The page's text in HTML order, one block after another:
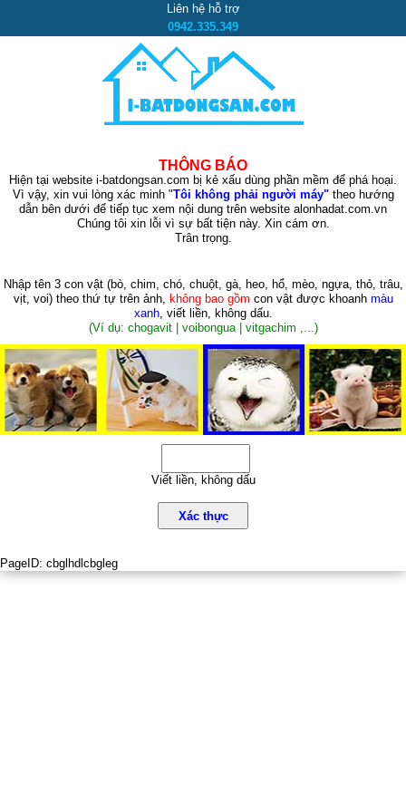
Liên hệ hỗ trợ
0942.335.349
THÔNG BÁO
Hiện tại website i-batdongsan.com bị kẻ xấu dùng phần mềm để phá hoại.
Vì vậy, xin vui lòng xác minh "Tôi không phải người máy"theo hướng
dẫn bên dưới để tiếp tục xem nội dung trên website alonhadat.com.vn
Chúng tôi xin lỗi vì sự bất tiện này. Xin cám ơn.
Trân trọng.
Nhập tên 3 con vật (bò, chim, chó, chuột, gà, heo, hổ, mèo, ngựa, thỏ, trâu,
vịt, voi)theo thứ tự trên ảnh, không bao gồm con vật được khoanh màu
xanh, viết liền, không dấu.
(Ví dụ: chogavit | voibongua | vitgachim ,...)
Viết liền, không dấu
Xác thực
PageID: cbglhdlcbgleg